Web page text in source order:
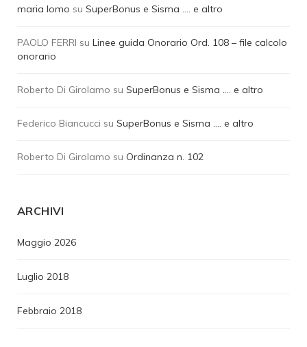
maria lomo su SuperBonus e Sisma …. e altro
PAOLO FERRI su Linee guida Onorario Ord. 108 – file calcolo
onorario
Roberto Di Girolamo su SuperBonus e Sisma …. e altro
Federico Biancucci su SuperBonus e Sisma …. e altro
Roberto Di Girolamo su Ordinanza n. 102
ARCHIVI
Maggio 2026
Luglio 2018
Febbraio 2018